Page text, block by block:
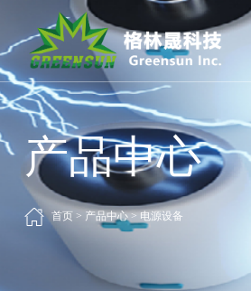
产品中心
首页> 产品中心> 电源设备